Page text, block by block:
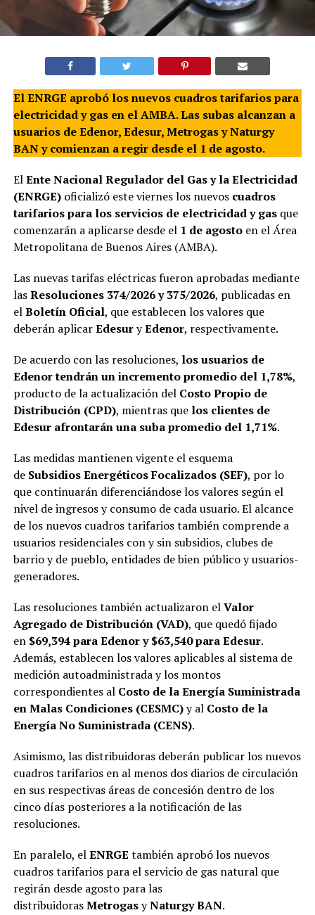
El ENRGE aprobó los nuevos cuadros tarifarios para
electricidad y gas en el AMBA. Las subas alcanzan a
usuarios de Edenor, Edesur, Metrogas y Naturgy
BAN y comienzan a regir desde el 1 de agosto.
ElEnte Nacional Regulador del Gas y la Electricidad
(ENRGE)oficializó este viernes los nuevos cuadros
tarifarios para los servicios de electricidad y gasque
comenzarán a aplicarse desde el 1 de agostoen el Área
Metropolitana de Buenos Aires (AMBA).
Las nuevas tarifas eléctricas fueron aprobadas mediante
lasResoluciones 374/2026 y 375/2026, publicadas en
elBoletín Oficial, que establecen los valores que
deberán aplicarEdesuryEdenor, respectivamente.
De acuerdo con las resoluciones, los usuarios de
Edenor tendrán un incremento promedio del 1,78%,
producto de la actualización del Costo Propio de
Distribución (CPD), mientras que los clientes de
Edesur afrontarán una suba promedio del 1,71%.
Las medidas mantienen vigente el esquema
de Subsidios Energéticos Focalizados (SEF), por lo
que continuarán diferenciándose los valores según el
nivel de ingresos y consumo de cada usuario. El alcance
de los nuevos cuadros tarifarios también comprende a
usuarios residenciales con y sin subsidios, clubes de
barrio y de pueblo, entidades de bien público y usuarios-
generadores.
Las resoluciones también actualizaron elValor
Agregado de Distribución (VAD), que quedó fijado
en $69,394 para Edenor y $63,540 para Edesur.
Además, establecen los valores aplicables al sistema de
medición autoadministrada y los montos
correspondientes al Costo de la Energía Suministrada
en Malas Condiciones (CESMC)y al Costo de la
Energía No Suministrada (CENS).
Asimismo, las distribuidoras deberán publicar los nuevos
cuadros tarifarios en al menos dos diarios de circulación
en sus respectivas áreas de concesión dentro de los
cinco días posteriores a la notificación de las
resoluciones.
En paralelo, elENRGE también aprobó los nuevos
cuadros tarifarios para el servicio de gas natural que
regirán desde agosto para las
distribuidorasMetrogasyNaturgy BAN.